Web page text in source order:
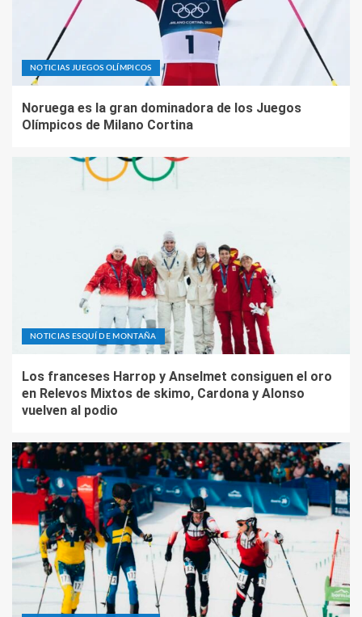
NOTICIAS JUEGOS OLÍMPICOS
Noruega es la gran dominadora de los Juegos
Olímpicos de Milano Cortina
NOTICIAS ESQUÍ DE MONTAÑA
Los franceses Harrop y Anselmet consiguen el oro
en Relevos Mixtos de skimo, Cardona y Alonso
vuelven al podio